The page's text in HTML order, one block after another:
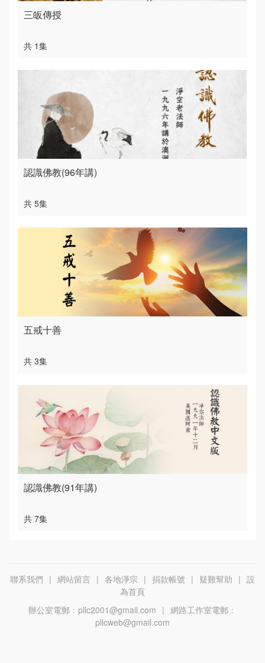
三皈傳授
共 1集
認識佛教(96年講)
共 5集
五戒十善
共 3集
認識佛教(91年講)
共 7集
聯系我們 | 網站留言 | 各地淨宗 | 捐款帳號 | 疑難幫助 | 設
為首頁
辦公室電郵﹕ pllc2001@gmail.com | 網路工作室電郵﹕
pllcweb@gmail.com